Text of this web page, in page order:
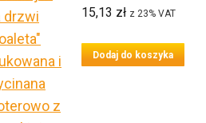
15,13 zł z 23% VAT
Dodaj do koszyka